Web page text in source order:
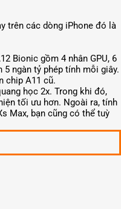
trên các dòng iPhone đó là
Bionic gồm 4 nhân GPU, 6
ngàn tỷ phép tính mỗi giây.
chip A11 cũ.
học 2x. Trong khi đó,
tối ưu hơn. Ngoài ra, tính
Max, bạn cũng có thể tuỳ